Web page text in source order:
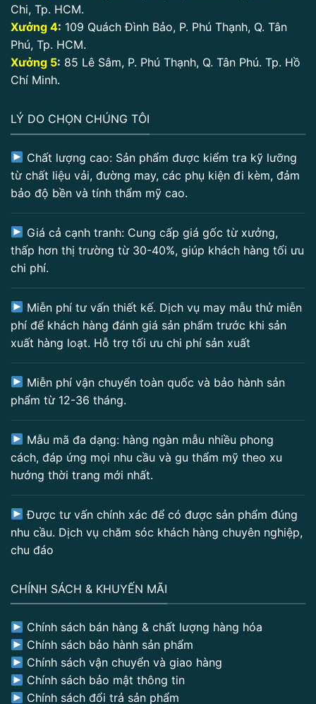
Chi, Tp. HCM.
Xưởng 4: 109 Quách Đình Bảo, P. Phú Thạnh, Q. Tân
Phú, Tp. HCM.
Xưởng 5: 85 Lê Sâm, P. Phú Thạnh, Q. Tân Phú. Tp. Hồ
Chí Minh.
LÝ DO CHỌN CHÚNG TÔI
Chất lượng cao: Sản phẩm được kiểm tra kỹ lưỡng
từ chất liệu vải, đường may, các phụ kiện đi kèm, đảm
bảo độ bền và tính thẩm mỹ cao.
Giá cả cạnh tranh: Cung cấp giá gốc từ xưởng,
thấp hơn thị trường từ 30-40%, giúp khách hàng tối ưu
chi phí.
Miễn phí tư vấn thiết kế. Dịch vụ may mẫu thử miễn
phí để khách hàng đánh giá sản phẩm trước khi sản
xuất hàng loạt. Hỗ trợ tối ưu chi phí sản xuất
Miễn phí vận chuyển toàn quốc và bảo hành sản
phẩm từ 12-36 tháng.
Mẫu mã đa dạng: hàng ngàn mẫu nhiều phong
cách, đáp ứng mọi nhu cầu và gu thẩm mỹ theo xu
hướng thời trang mới nhất.
Được tư vấn chính xác để có được sản phẩm đúng
nhu cầu. Dịch vụ chăm sóc khách hàng chuyên nghiệp,
chu đáo
CHÍNH SÁCH & KHUYẾN MÃI
Chính sách bán hàng & chất lượng hàng hóa
Chính sách bảo hành sản phẩm
Chính sách vận chuyển và giao hàng
Chính sách bảo mật thông tin
Chính sách đổi trả sản phẩm